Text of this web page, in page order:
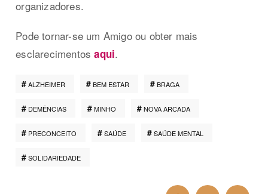
organizadores.
Pode tornar-se um Amigo ou obter mais
esclarecimentosaqui.
ALZHEIMER BEM ESTAR BRAGA
DEMÊNCIAS MINHO NOVA ARCADA
PRECONCEITO SAÚDE SAÚDE MENTAL
SOLIDARIEDADE